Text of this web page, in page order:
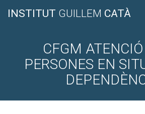
INSTITUT GUILLEM CATÀ
CFGM
PERSONES EN